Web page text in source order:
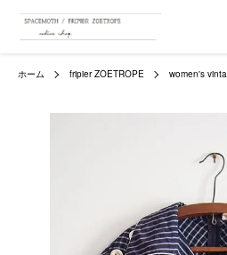
ホーム fripier ZOETROPE women's